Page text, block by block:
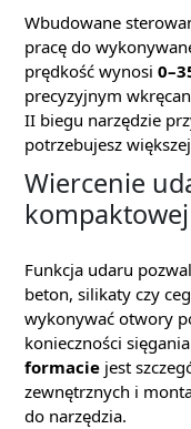
Wbudowane
pracę do
prędkość wynosi
precyzyjnym
II biegu narzędzie
potrzebujesz
Wiercenie
Funkcja udaru
beton, silikaty czy
wykonywać otwory
konieczności
formacie jest
zewnętrznych i
do narzędzia.